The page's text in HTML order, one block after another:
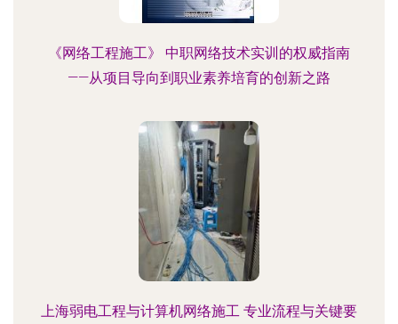
《网络工程施工》 中职网络技术实训的权威指南
——从项目导向到职业素养培育的创新之路
上海弱电工程与计算机网络施工 专业流程与关键要